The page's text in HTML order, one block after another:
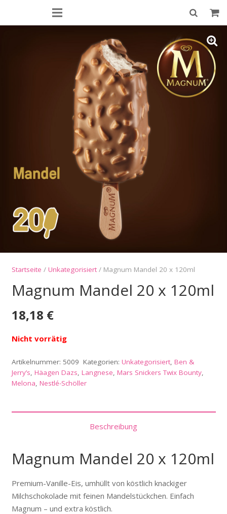
Startseite / Unkategorisiert/ Magnum Mandel 20 x 120ml
Magnum Mandel 20 x 120ml
18,18 €
Nicht vorrätig
Artikelnummer: 5009 Kategorien: Unkategorisiert Ben &
Jerry’s Häagen Dazs Langnese Mars Snickers Twix Bounty,
Melona Nestlé-Schöller
Beschreibung
Magnum Mandel 20 x 120ml
Premium-Vanille-Eis, umhüllt von köstlich knackiger
Milchschokolade mit feinen Mandelstückchen. Einfach
Magnum – und extra köstlich.